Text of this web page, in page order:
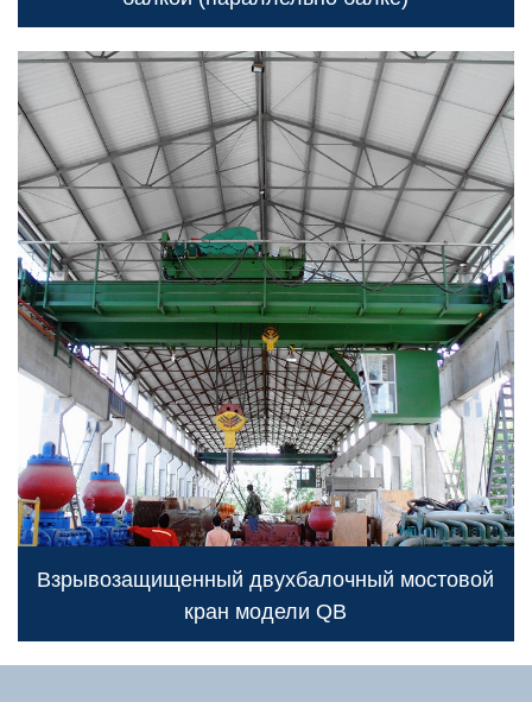
Взрывозащищенный двухбалочный мостовой
кран модели QB